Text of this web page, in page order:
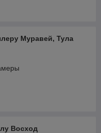
Муравей, Тула
Восход